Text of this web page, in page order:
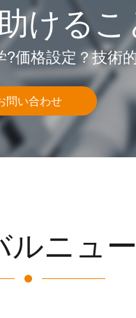
ける
?価格設定？技術
問い合わせ
ルニュ